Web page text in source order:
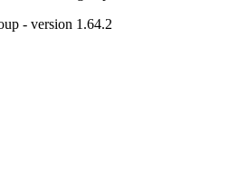
- version 1.64.2